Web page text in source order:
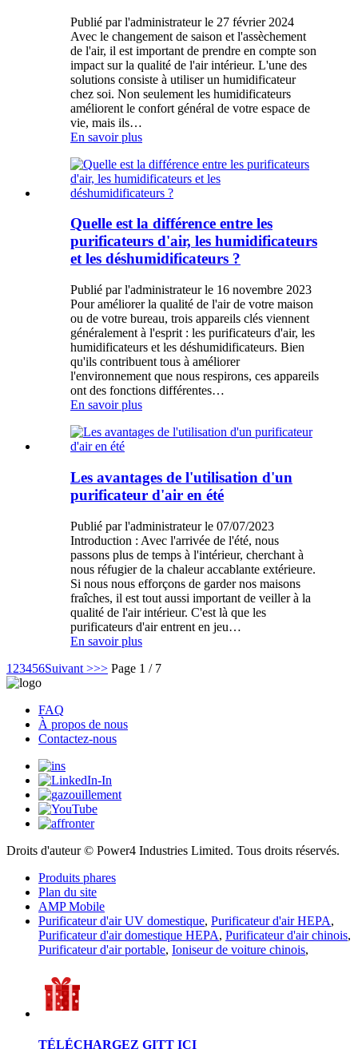
Publié par l'administrateur le 27 février 2024
Avec le changement de saison et l'assèchement
de l'air, il est important de prendre en compte son
impact sur la qualité de l'air intérieur. L'une des
solutions consiste à utiliser un humidificateur
chez soi. Non seulement les humidificateurs
améliorent le confort général de votre espace de
vie, mais ils…
En savoir plus
Quelle est la différence entre les
purificateurs d'air, les humidificateurs
et les déshumidificateurs ?
Publié par l'administrateur le 16 novembre 2023
Pour améliorer la qualité de l'air de votre maison
ou de votre bureau, trois appareils clés viennent
généralement à l'esprit : les purificateurs d'air, les
humidificateurs et les déshumidificateurs. Bien
qu'ils contribuent tous à améliorer
l'environnement que nous respirons, ces appareils
ont des fonctions différentes…
En savoir plus
Les avantages de l'utilisation d'un
purificateur d'air en été
Publié par l'administrateur le 07/07/2023
Introduction : Avec l'arrivée de l'été, nous
passons plus de temps à l'intérieur, cherchant à
nous réfugier de la chaleur accablante extérieure.
Si nous nous efforçons de garder nos maisons
fraîches, il est tout aussi important de veiller à la
qualité de l'air intérieur. C'est là que les
purificateurs d'air entrent en jeu…
En savoir plus
1 23456Suivant >>> Page 1 / 7
FAQ
À propos de nous
Contactez-nous
Droits d'auteur © Power4 Industries Limited. Tous droits réservés.
Produits phares
Plan du site
AMP Mobile
Purificateur d'air UV domestique, Purificateur d'air HEPA,
Purificateur d'air domestique HEPA, Purificateur d'air chinois,
Purificateur d'air portable, Ioniseur de voiture chinois,
TÉLÉCHARGEZ GITT ICI